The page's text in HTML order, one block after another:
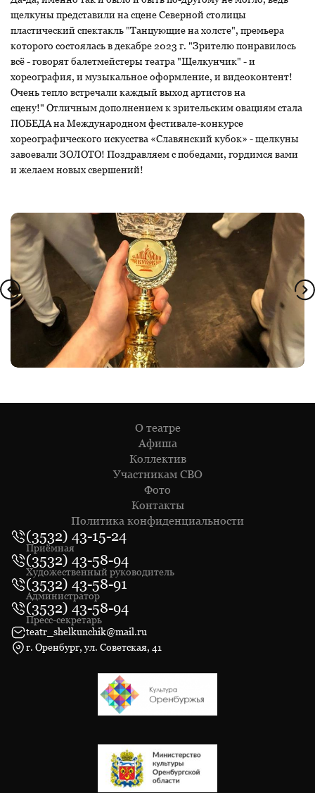
щелкуны представили на сцене Северной столицы
пластический спектакль "Танцующие на холсте", премьера
которого состоялась в декабре 2023 г. "Зрителю понравилось
всё - говорят балетмейстеры театра "Щелкунчик" - и
хореография, и музыкальное оформление, и видеоконтент!
Очень тепло встречали каждый выход артистов на
сцену!" Отличным дополнением к зрительским овациям стала
ПОБЕДА на Международном фестивале-конкурсе
хореографического искусства «Славянский кубок» - щелкуны
завоевали ЗОЛОТО! Поздравляем с победами, гордимся вами
и желаем новых свершений!
О театре
Афиша
Коллектив
Участникам СВО
Фото
Контакты
Политика конфиденциальности
(3532) 43-15-24
Приёмная
(3532) 43-58-94
Художественный руководитель
(3532) 43-58-91
Администратор
(3532) 43-58-94
Пресс-секретарь
teatr_shelkunchik@mail.ru
г. Оренбург, ул. Советская, 41